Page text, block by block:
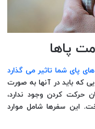
پاها
پای شما تاثیر می گذارد
که باید در آنها به صورت
حرکت کردن وجود ندارد،
این سفرها شامل موارد